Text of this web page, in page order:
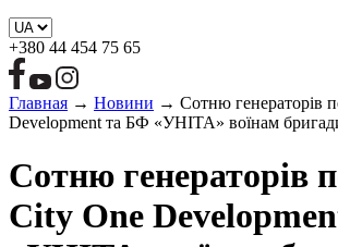
+380 44 454 75 65
Главная → Новини → Сотню генераторів
Development та БФ «УНІТА» воїнам
Сотню генераторів
City One